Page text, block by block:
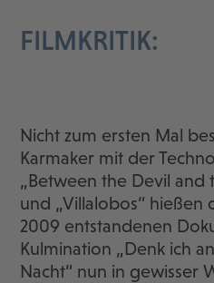
FILMKRITIK:
Nicht zum ersten Mal
Karmaker mit der
„Between the Devil and
und „Villalobos“ hießen
2009 entstandenen
Kulmination „Denk ich
Nacht“ nun in gewisser